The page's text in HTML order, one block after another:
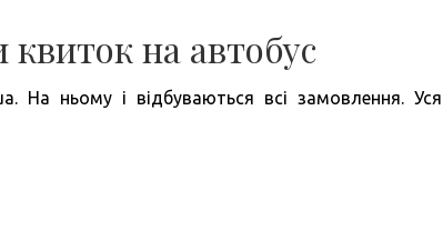
на автобус
На ньому і відбуваються всі замовлення. Уся